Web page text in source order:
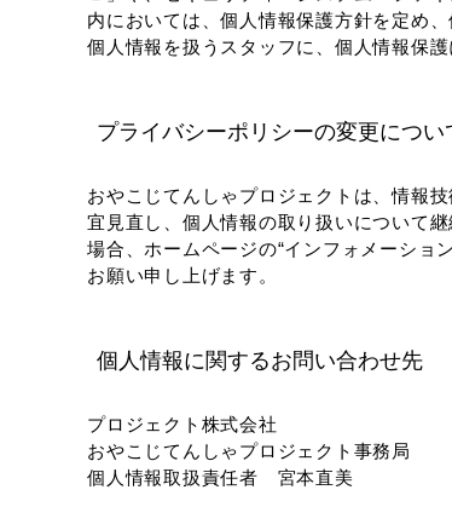
内においては、個人情報保護方針を定め
個人情報を扱うスタッフに、個人情報保
プライバシーポリシーの変更につい
おやこじてんしゃプロジェクトは、情報
宜見直し、個人情報の取り扱いについて
場合、ホームページの“インフォメーショ
お願い申し上げます。
個人情報に関するお問い合わせ先
プロジェクト株式会社
おやこじてんしゃプロジェクト事務局
個人情報取扱責任者 宮本直美